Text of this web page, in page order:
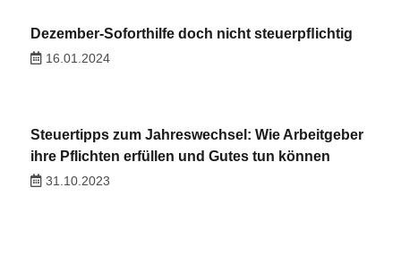
Dezember-Soforthilfe doch nicht steuerpﬂichtig
16.01.2024
Steuertipps zum Jahreswechsel: Wie Arbeitgeber
ihre Pflichten erfüllen und Gutes tun können
31.10.2023